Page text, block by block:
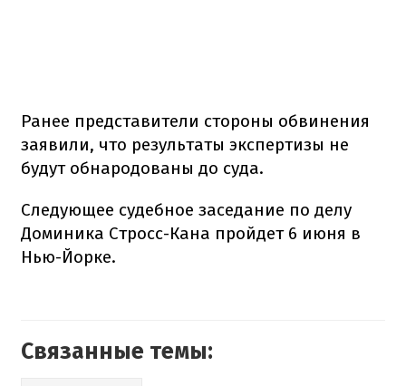
Ранее представители стороны обвинения
заявили, что результаты экспертизы не
будут обнародованы до суда.
Следующее судебное заседание по делу
Доминика Стросс-Кана пройдет 6 июня в
Нью-Йорке.
Связанные темы: